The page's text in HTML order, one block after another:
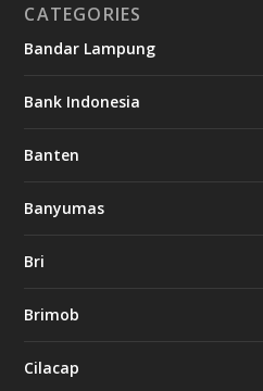
CATEGORIES
Bandar Lampung
Bank Indonesia
Banten
Banyumas
Bri
Brimob
Cilacap